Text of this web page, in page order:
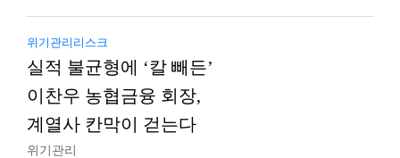
위기관리리스크
실적 불균형에 ‘칼 빼든’
이찬우 농협금융 회장,
계열사 칸막이 걷는다
위기관리